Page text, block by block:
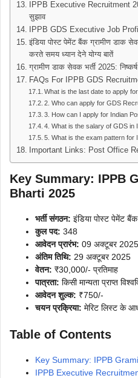
IPPB Executive Recruitment
सुझाव
IPPB GDS Executive Job
इंडिया पोस्ट पेमेंट बैंक ग्रामीण डाक
करते समय ध्यान देने योग्य बातें
ग्रामीण डाक सेवक भर्ती 2025: निष्कर्ष
FAQs For IPPB GDS
What is the last date to apply
2. Who can apply for GDS
3. How can I apply for Indian
4. What is the salary of GDS in
5. What is the exam pattern for
Important Links: Post Office
Key Summary: IPPB
Bharti 2025
भर्ती संगठन: इंडिया पोस्ट पेमेंट बैंक
कुल पद: 348
आवेदन प्रारंभ: 09 अक्टूबर 2025
अंतिम तिथि: 29 अक्टूबर 2025
वेतन: ₹30,000/- प्रतिमाह
पात्रता: किसी मान्यता प्राप्त
आवेदन शुल्क: ₹750/-
चयन प्रक्रिया: मेरिट लिस्ट के
Table of Contents
Key Summary: IPPB
IPPB Executive